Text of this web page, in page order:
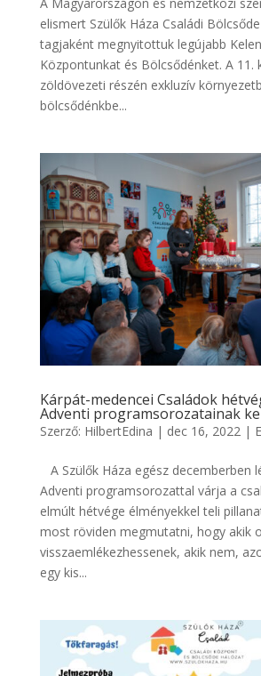
A Magyarországon és nemzetközi
elismert Szülők Háza Családi
tagjaként megnyitottuk legújabb
Központunkat és Bölcsődénket. A 11.
zöldövezeti részén exkluzív
bölcsődénkbe...
Kárpát-medencei Családok
Adventi programsorozatainak
Szerző: HilbertEdina | dec 16, 2022|
A Szülők Háza egész decemberben
Adventi programsorozattal várja a
elmúlt hétvége élményekkel teli
most röviden megmutatni, hogy akik
visszaemlékezhessenek, akik nem,
egy kis...